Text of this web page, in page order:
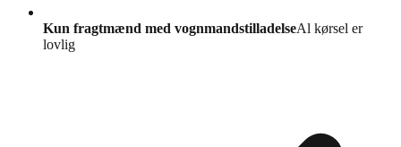
Kun fragtmænd med vognmandstilladelseAl kørsel er
lovlig